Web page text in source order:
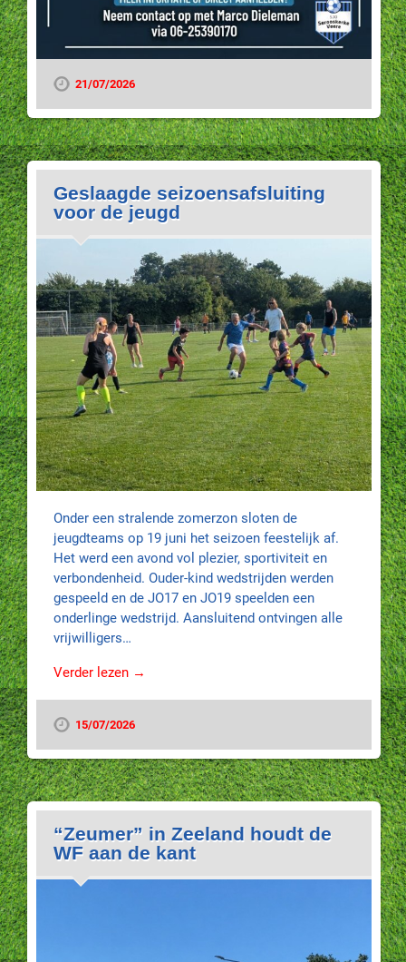
21/07/2026
Geslaagde seizoensafsluiting
voor de jeugd
Onder een stralende zomerzon sloten de
jeugdteams op 19 juni het seizoen feestelijk af.
Het werd een avond vol plezier, sportiviteit en
verbondenheid. Ouder-kind wedstrijden werden
gespeeld en de JO17 en JO19 speelden een
onderlinge wedstrijd. Aansluitend ontvingen alle
vrijwilligers…
Verder lezen →
15/07/2026
“Zeumer” in Zeeland houdt de
WF aan de kant